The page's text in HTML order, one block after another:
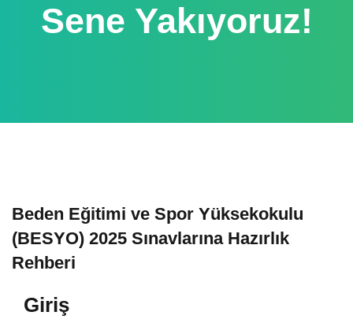
Sene Yakıyoruz!
Beden Eğitimi ve Spor Yüksekokulu
(BESYO) 2025 Sınavlarına Hazırlık
Rehberi
Giriş